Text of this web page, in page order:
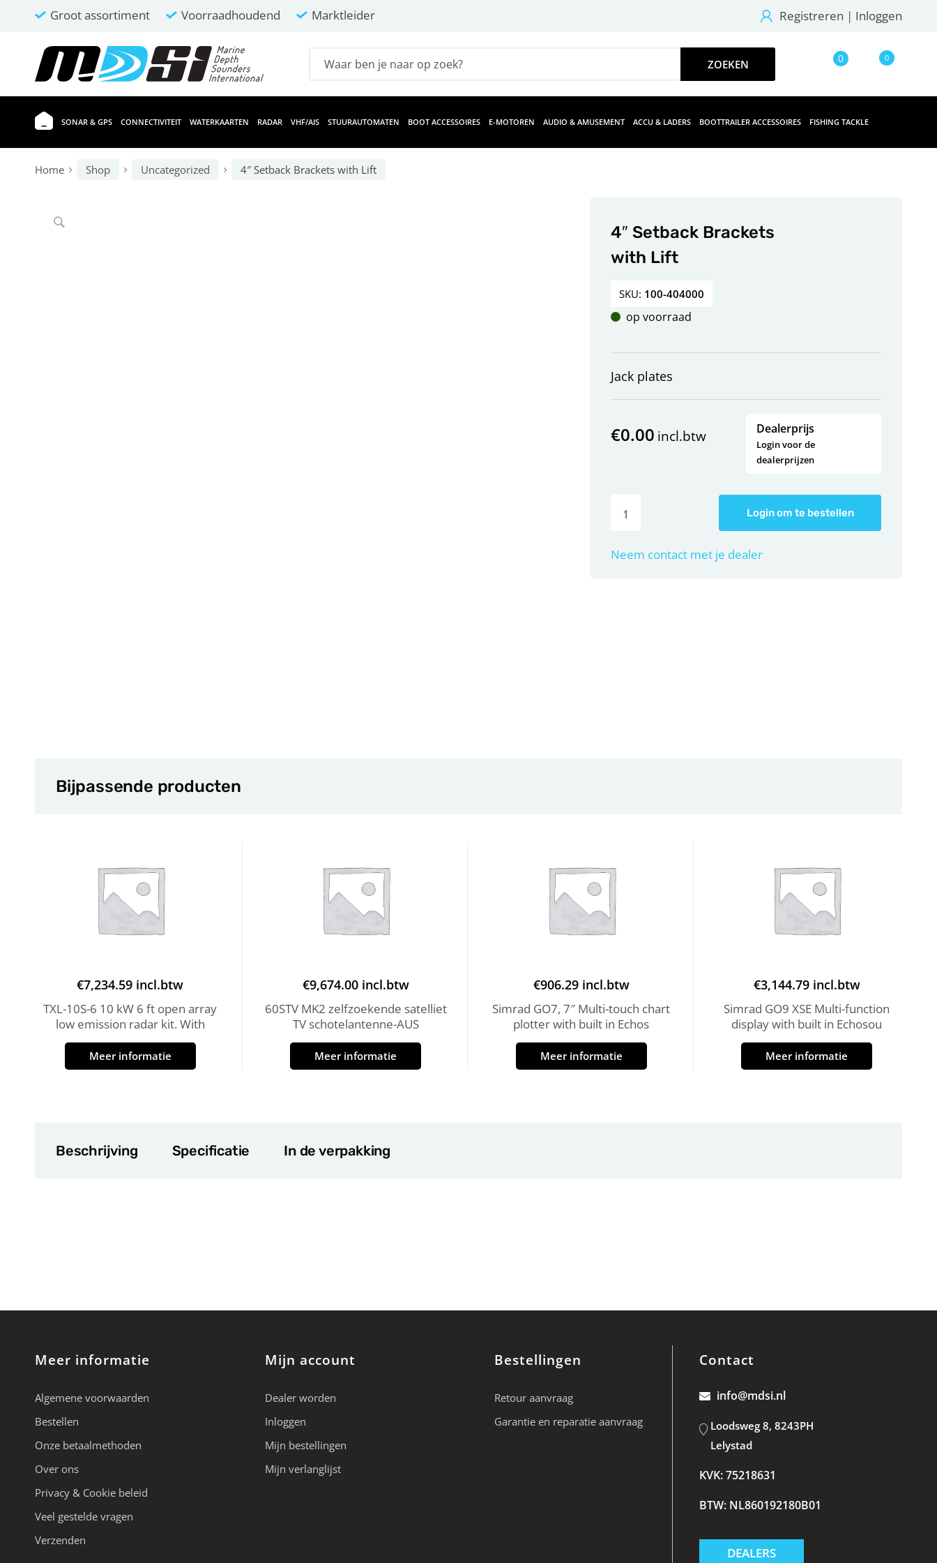
Groot assortiment Voorraadhoudend Marktleider Registreren | Inloggen
0 0
SONAR & GPS CONNECTIVITEIT WATERKAARTEN RADAR VHF/AIS STUURAUTOMATEN BOOT ACCESSOIRES E-MOTOREN AUDIO & AMUSEMENT ACCU & LADERS BOOTTRAILER ACCESSOIRES FISHING TACKLE
Home Shop Uncategorized 4″ Setback Brackets with Lift
4″ Setback Brackets
with Lift
SKU: 100-404000
op voorraad
Jack plates
€0.00 incl.btw Dealerprijs
Login voor de
dealerprijzen
Login om te bestellen
Neem contact met je dealer
Bijpassende producten
€7,234.59 incl.btw
TXL-10S-6 10 kW 6 ft open array
low emission radar kit. With
Meer informatie
€9,674.00 incl.btw
60STV MK2 zelfzoekende satelliet
TV schotelantenne-AUS
Meer informatie
€906.29 incl.btw
Simrad GO7, 7″ Multi-touch chart
plotter with built in Echos
Meer informatie
€3,144.79 incl.btw
Simrad GO9 XSE Multi-function
display with built in Echosou
Meer informatie
Beschrijving Specificatie In de verpakking
Meer informatie
Algemene voorwaarden
Bestellen
Onze betaalmethoden
Over ons
Privacy & Cookie beleid
Veel gestelde vragen
Verzenden
Mijn account
Dealer worden
Inloggen
Mijn bestellingen
Mijn verlanglijst
Bestellingen
Retour aanvraag
Garantie en reparatie aanvraag
Contact
info@mdsi.nl
Loodsweg 8, 8243PH
Lelystad
KVK: 75218631
BTW: NL860192180B01
DEALERS